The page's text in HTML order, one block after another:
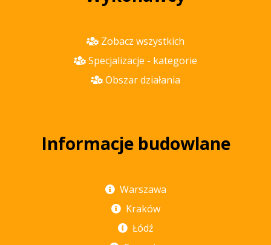
Zobacz wszystkich
Specjalizacje - kategorie
Obszar działania
Informacje budowlane
Warszawa
Kraków
Łódź